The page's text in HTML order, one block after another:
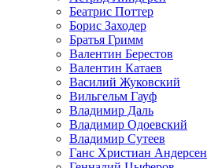
Беатрис Поттер
Борис Заходер
Братья Гримм
Валентин Берестов
Валентин Катаев
Василий Жуковский
Вильгельм Гауф
Владимир Даль
Владимир Одоевский
Владимир Сутеев
Ганс Христиан Андерсен